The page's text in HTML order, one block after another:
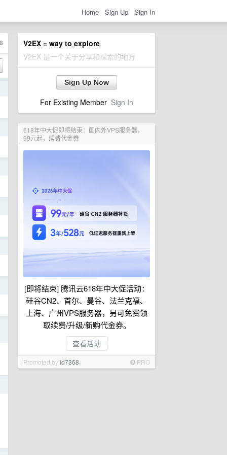
Home Sign Up Sign In
V2EX = way to explore
V2EX 是一个关于分享和探索的地方
Sign Up Now
For Existing Member Sign In
618年中大促即将结束：国内外VPS服务器，
99元起，续费代金券
[即将结束] 腾讯云618年中大促活动：
硅谷CN2、首尔、曼谷、法兰克福、
上海、广州VPS服务器，另可免费领
取续费/升级/新购代金券。
查看活动
Promoted byid7368 PRO